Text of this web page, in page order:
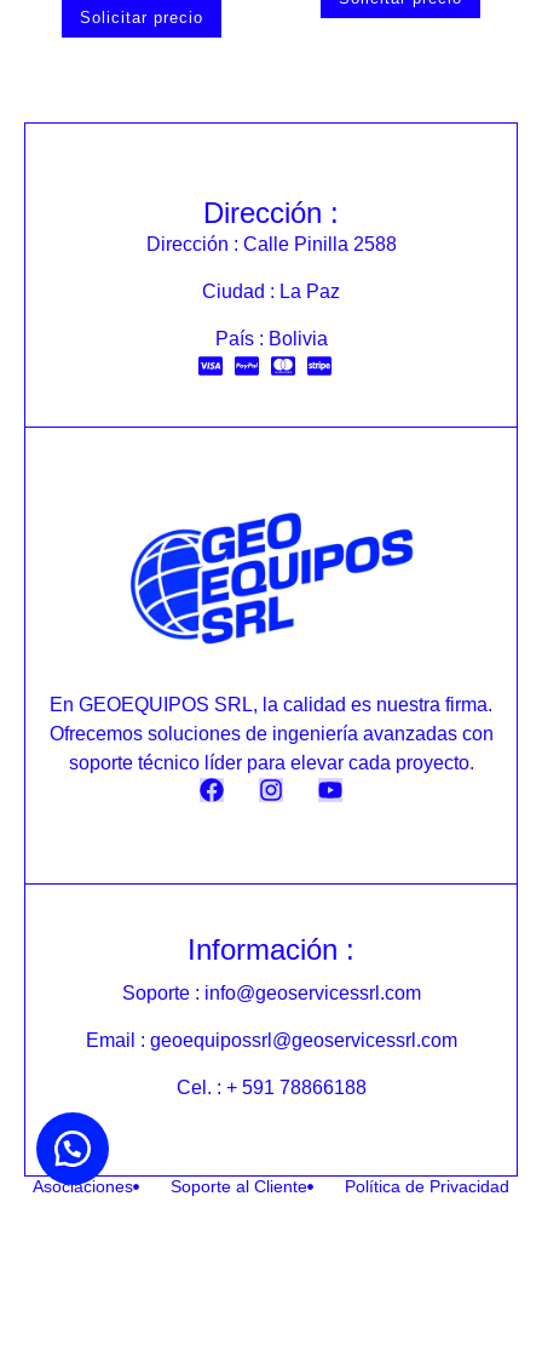
Solicitar precio
Dirección :
Dirección : Calle Pinilla 2588
Ciudad : La Paz
País : Bolivia
En GEOEQUIPOS SRL, la calidad es nuestra firma.
Ofrecemos soluciones de ingeniería avanzadas con
soporte técnico líder para elevar cada proyecto.
Información :
Soporte : info@geoservicessrl.com
Email : geoequipossrl@geoservicessrl.com
Cel. : + 591 78866188
Asociaciones Soporte al Cliente Política de Privacidad